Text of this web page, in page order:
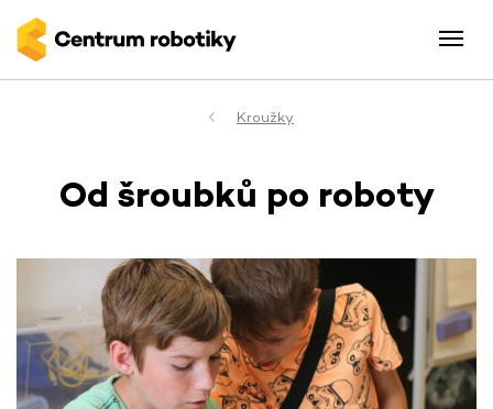
Kroužky
Od šroubků po roboty